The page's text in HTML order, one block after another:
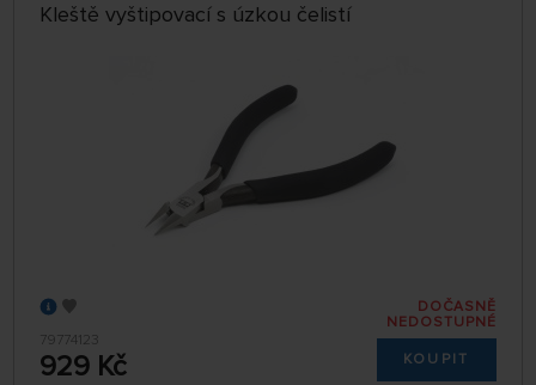
Kleště vyštipovací s úzkou čelistí
79774123
929 Kč
DOČASNĚ
NEDOSTUPNÉ
KOUPIT